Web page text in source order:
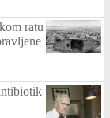
ratu